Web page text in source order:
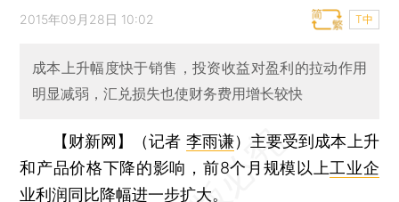
2015年09月28日 10:02 T中
成本上升幅度快于销售，投资收益对盈利的拉动作用
明显减弱，汇兑损失也使财务费用增长较快
【财新网】（记者 李雨谦） 主要受到成本上升
和产品价格下降的影响，前8个月规模以上工业企
业利润同比降幅进一步扩大。